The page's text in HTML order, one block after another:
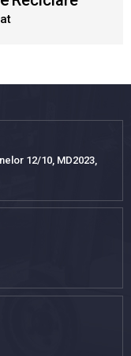
12/10, MD2023,